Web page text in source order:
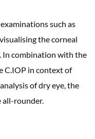
such as
the corneal
In combination with the
C.IOP in context of
of dry eye, the
all-rounder.